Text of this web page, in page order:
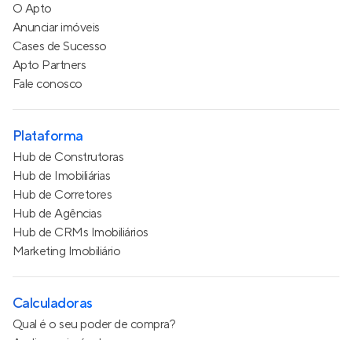
O Apto
Anunciar imóveis
Cases de Sucesso
Apto Partners
Fale conosco
Plataforma
Hub de Construtoras
Hub de Imobiliárias
Hub de Corretores
Hub de Agências
Hub de CRMs Imobiliários
Marketing Imobiliário
Calculadoras
Qual é o seu poder de compra?